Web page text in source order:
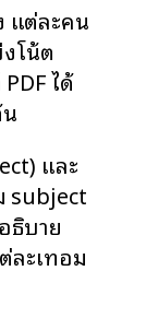
แต่ละคน
โน้ต
ได้
และ
subject
ธิบาย
ละเทอม